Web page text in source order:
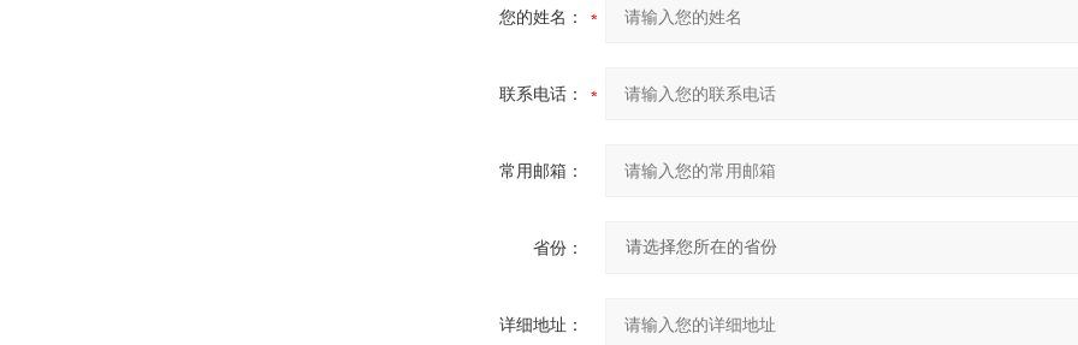
您的姓名：
联系电话：
常用邮箱：
省份：
详细地址：